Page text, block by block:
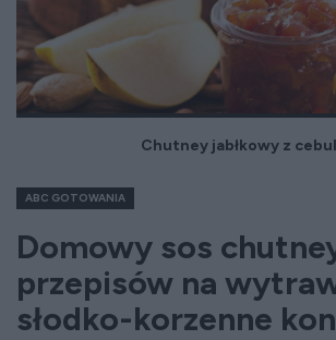
Chutney jabłkowy z
ABC GOTOWANIA
Domowy sos
przepisów na
słodko-korzenne